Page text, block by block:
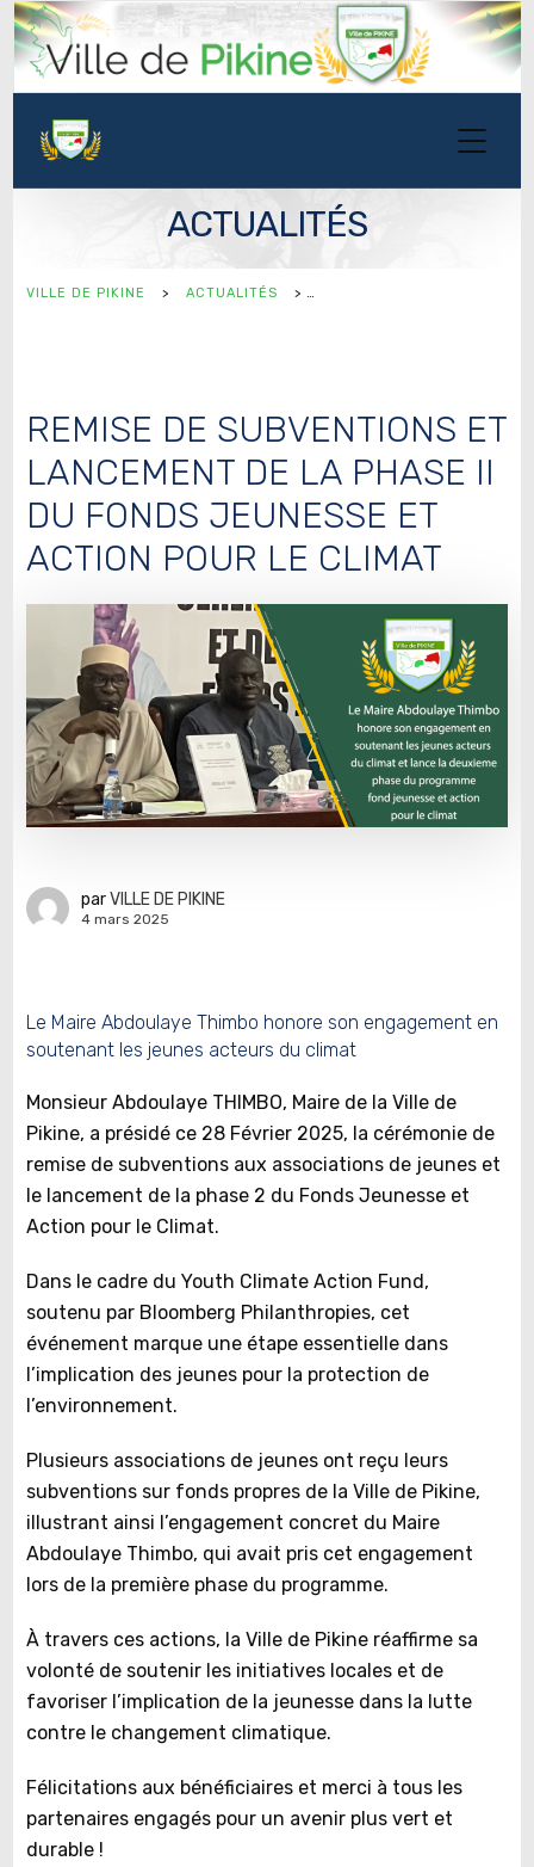
ACTUALITÉS
VILLE DE PIKINE > ACTUALITÉS >
REMISE DE SUBVENTIONS ET
LANCEMENT DE LA PHASE II
DU FONDS JEUNESSE ET
ACTION POUR LE CLIMAT
parVILLE DE PIKINE
4 mars 2025
Le Maire Abdoulaye Thimbo honore son engagement en
soutenant les jeunes acteurs du climat
Monsieur Abdoulaye THIMBO, Maire de la Ville de
Pikine, a présidé ce 28 Février 2025, la cérémonie de
remise de subventions aux associations de jeunes et
le lancement de la phase 2 du Fonds Jeunesse et
Action pour le Climat.
Dans le cadre du Youth Climate Action Fund,
soutenu par Bloomberg Philanthropies, cet
événement marque une étape essentielle dans
l’implication des jeunes pour la protection de
l’environnement.
Plusieurs associations de jeunes ont reçu leurs
subventions sur fonds propres de la Ville de Pikine,
illustrant ainsi l’engagement concret du Maire
Abdoulaye Thimbo, qui avait pris cet engagement
lors de la première phase du programme.
À travers ces actions, la Ville de Pikine réaffirme sa
volonté de soutenir les initiatives locales et de
favoriser l’implication de la jeunesse dans la lutte
contre le changement climatique.
Félicitations aux bénéficiaires et merci à tous les
partenaires engagés pour un avenir plus vert et
durable !